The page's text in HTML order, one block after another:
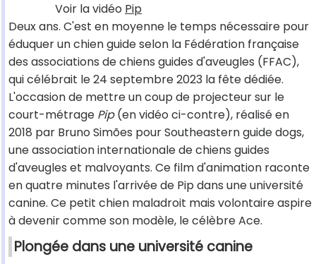
Voir la vidéo Pip
Deux ans. C'est en moyenne le temps nécessaire pour
éduquer un chien guide selon la Fédération française
des associations de chiens guides d'aveugles (FFAC),
qui célébrait le 24 septembre 2023 la fête dédiée.
L'occasion de mettre un coup de projecteur sur le
court-métrage Pip(en vidéo ci-contre), réalisé en
2018 par Bruno Simões pour Southeastern guide dogs,
une association internationale de chiens guides
d'aveugles et malvoyants. Ce film d'animation raconte
en quatre minutes l'arrivée de Pip dans une université
canine. Ce petit chien maladroit mais volontaire aspire
à devenir comme son modèle, le célèbre Ace.
Plongée dans une université canine